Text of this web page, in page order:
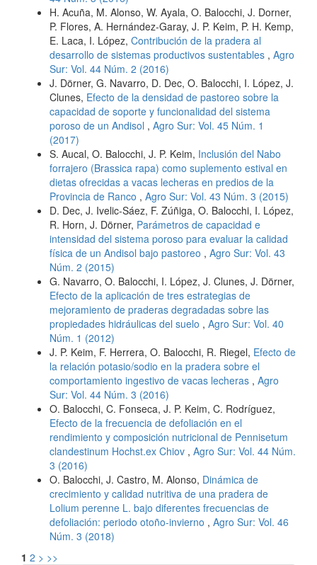
H. Acuña, M. Alonso, W. Ayala, O. Balocchi, J. Dorner,
P. Flores, A. Hernández-Garay, J. P. Keim, P. H. Kemp,
E. Laca, I. López, Contribución de la pradera al
desarrollo de sistemas productivos sustentables , Agro
Sur: Vol. 44 Núm. 2 (2016)
J. Dörner, G. Navarro, D. Dec, O. Balocchi, I. López, J.
Clunes, Efecto de la densidad de pastoreo sobre la
capacidad de soporte y funcionalidad del sistema
poroso de un Andisol , Agro Sur: Vol. 45 Núm. 1
(2017)
S. Aucal, O. Balocchi, J. P. Keim, Inclusión del Nabo
forrajero (Brassica rapa) como suplemento estival en
dietas ofrecidas a vacas lecheras en predios de la
Provincia de Ranco , Agro Sur: Vol. 43 Núm. 3 (2015)
D. Dec, J. Ivelic-Sáez, F. Zúñiga, O. Balocchi, I. López,
R. Horn, J. Dörner, Parámetros de capacidad e
intensidad del sistema poroso para evaluar la calidad
física de un Andisol bajo pastoreo , Agro Sur: Vol. 43
Núm. 2 (2015)
G. Navarro, O. Balocchi, I. López, J. Clunes, J. Dörner,
Efecto de la aplicación de tres estrategias de
mejoramiento de praderas degradadas sobre las
propiedades hidráulicas del suelo , Agro Sur: Vol. 40
Núm. 1 (2012)
J. P. Keim, F. Herrera, O. Balocchi, R. Riegel, Efecto de
la relación potasio/sodio en la pradera sobre el
comportamiento ingestivo de vacas lecheras , Agro
Sur: Vol. 44 Núm. 3 (2016)
O. Balocchi, C. Fonseca, J. P. Keim, C. Rodríguez,
Efecto de la frecuencia de defoliación en el
rendimiento y composición nutricional de Pennisetum
clandestinum Hochst.ex Chiov , Agro Sur: Vol. 44 Núm.
3 (2016)
O. Balocchi, J. Castro, M. Alonso, Dinámica de
crecimiento y calidad nutritiva de una pradera de
Lolium perenne L. bajo diferentes frecuencias de
defoliación: periodo otoño-invierno , Agro Sur: Vol. 46
Núm. 3 (2018)
1 2 > >>